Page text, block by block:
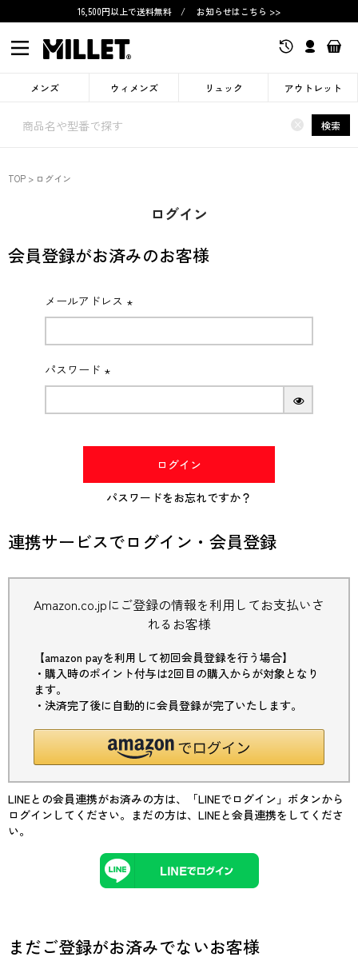
16,500円以上で送料無料 / お知らせはこちら >>
メンズ ウィメンズ リュック アウトレット
× 検索
TOP ログイン
ログイン
会員登録がお済みのお客様
メールアドレス
(必
パスワード
(必
ログイン
パスワードをお忘れですか？
連携サービスでログイン・会員登録
Amazon.co.jpにご登録の情報を利用してお支払いさ
れるお客様
【amazon payを利用して初回会員登録を行う場合】
・購入時のポイント付与は2回目の購入からが対象となり
ます。
・決済完了後に自動的に会員登録が完了いたします。
LINEとの会員連携がお済みの方は、「LINEでログイン」ボタンから
ログインしてください。まだの方は、 LINEと会員連携をしてくださ
い。
まだご登録がお済みでないお客様